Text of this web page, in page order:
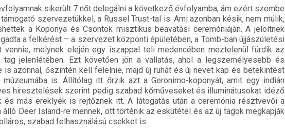
sikerült 7 nőt delegálni a következő évfolyamba, ám ezért szembe
szervezetükkel, a Russel Trust-tal is. Ami azonban késik, nem múlik,
a Koponya és Csontok misztikus beavatási ceremóniáján. A jelöltnek
a felkérést – a szervezet központi épületében, a Tomb-ban újjászületési
vennie, melynek elején egy iszappal teli medencében meztelenül fürdik az
jelenlétében. Ezt követően jön a vallatás, ahol a legszemélyesebb és
is azonnal, őszintén kell felelnie, majd új ruhát és új nevet kap és betekintést
is. Állítólag itt őrzik azt a Geronimo-koponyát, amit egy indián
híresztelések szerint pedig szabad kőműveseket és illuminátusokat idéző
és más ereklyék is rejtőznek itt. A látogatás után a ceremónia résztvevői a
álló Deer Island-re mennek, ott történik az eskütétel és az új tagok megkapják
szabad felhasználású csekket is.